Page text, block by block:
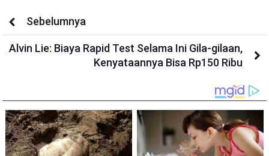
Sebelumnya
Alvin Lie: Biaya Rapid Test Selama Ini Gila-gilaan,
Kenyataannya Bisa Rp150 Ribu